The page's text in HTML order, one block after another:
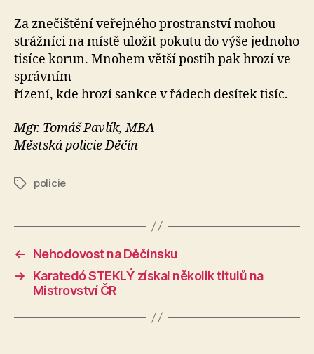
Za znečištění veřejného prostranství mohou
strážníci na místě uložit pokutu do výše jednoho
tisíce korun. Mnohem větší postih pak hrozí ve
správním
řízení, kde hrozí sankce v řádech desítek tisíc.
Mgr. Tomáš Pavlík, MBA
Městská policie Děčín
Štítkypolicie
←
Nehodovost na Děčínsku
→
Karatedó STEKLÝ získal několik titulů na
Mistrovství ČR